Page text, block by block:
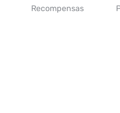
Recompensas